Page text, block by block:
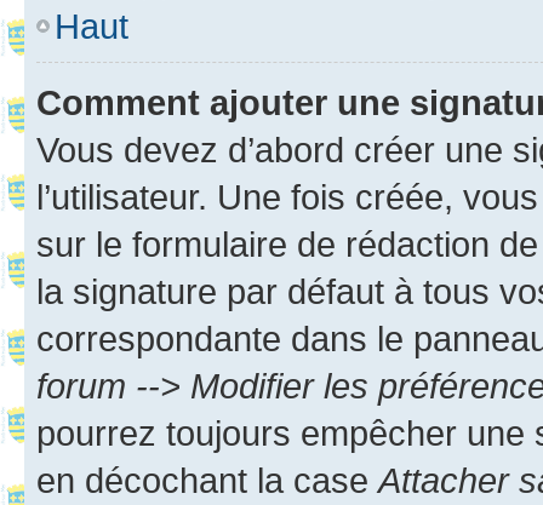
Haut
Comment ajouter une
Vous devez d’abord créer une
l’utilisateur. Une fois créée,
sur le formulaire de rédaction
la signature par défaut à tous
correspondante dans le
forum --> Modifier les
pourrez toujours empêcher une
en décochant la case Attacher